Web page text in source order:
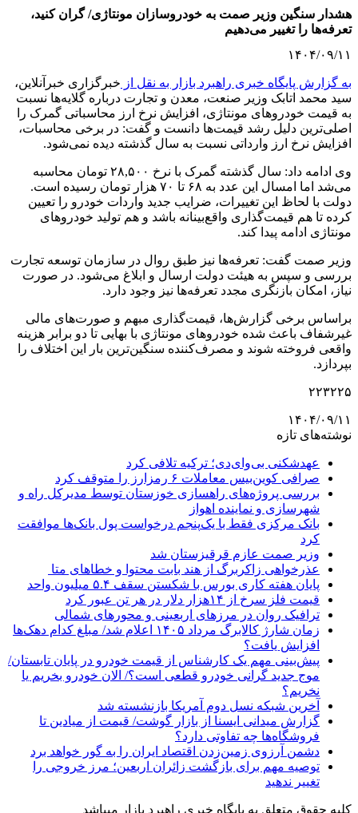
هشدار سنگین وزیر صمت به خودروسازان مونتاژی/ گران کنید،
تعرفه‌ها را تغییر می‌دهیم
۱۴۰۴/۰۹/۱۱
به گزارش پایگاه خبری راهبرد بازار به نقل از خبرگزاری خبرآنلاین،
سید محمد اتابک وزیر صنعت، معدن و تجارت درباره گلایه‌ها نسبت
به قیمت خودروهای مونتاژی، افزایش نرخ ارز محاسباتی گمرک را
اصلی‌ترین دلیل رشد قیمت‌ها دانست و گفت: در برخی محاسبات،
افزایش نرخ ارز وارداتی نسبت به سال گذشته دیده نمی‌شود.
وی ادامه داد: سال گذشته گمرک با نرخ ۲۸,۵۰۰ تومان محاسبه
می‌شد اما امسال این عدد به ۶۸ تا ۷۰ هزار تومان رسیده است.
دولت با لحاظ این تغییرات، ضرایب جدید واردات خودرو را تعیین
کرده تا هم قیمت‌گذاری واقع‌بینانه باشد و هم تولید خودروهای
مونتاژی ادامه پیدا کند.
وزیر صمت گفت: تعرفه‌ها نیز طبق روال در سازمان توسعه تجارت
بررسی و سپس به هیئت دولت ارسال و ابلاغ می‌شود. در صورت
نیاز، امکان بازنگری مجدد تعرفه‌ها نیز وجود دارد.
براساس برخی گزارش‌ها، قیمت‌گذاری مبهم و صورت‌های مالی
غیرشفاف باعث شده خودروهای مونتاژی با بهایی تا دو برابر هزینه
واقعی فروخته شوند و مصرف‌کننده سنگین‌ترین بار این اختلاف را
بپردازد.
۲۲۳۲۲۵
۱۴۰۴/۰۹/۱۱
نوشته‌های تازه
عهدشکنی بی‌وای‌دی؛ ترکیه تلافی کرد
صرافی کوین‌بیس معاملات ۶ رمزارز را متوقف کرد
بررسی پروژه‌های راهسازی خوزستان توسط مدیرکل راه و
شهرسازی و نماینده اهواز
بانک مرکزی فقط با یک‌‎پنجم درخواست پول بانک‌ها موافقت
کرد
وزیر صمت عازم قرقیزستان شد
عذرخواهی زاکربرگ از هند بابت محتوا و خطاهای متا
پایان هفته کاری بورس با شکستن سقف ۵.۴ میلیون واحد
قیمت فلز سرخ از ۱۴هزار دلار در هر تن عبور کرد
ترافیک روان در مرزهای اربعینی و محورهای شمالی
زمان شارژ کالابرگ مرداد ۱۴۰۵ اعلام شد/ مبلغ کدام دهک‌ها
افزایش یافت؟
پیش‌بینی مهم یک کارشناس از قیمت خودرو در پایان تابستان/
موج جدید گرانی خودرو قطعی است؟/ الان خودرو بخریم یا
نخریم؟
آخرین شبکه نسل دوم آمریکا بازنشسته شد
گزارش میدانی ایسنا از بازار گوشت/ قیمت از میادین تا
فروشگاه‌ها چه تفاوتی دارد؟
دشمن آرزوی زمین‌زدن اقتصاد ایران را به گور خواهد برد
توصیه مهم برای بازگشت زائران اربعین؛ مرز خروجی را
تغییر ندهید
کلیه حقوق متعلق به پایگاه خبری راهبرد بازار میباشد